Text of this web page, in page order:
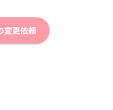
変更依頼